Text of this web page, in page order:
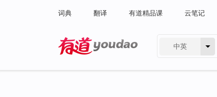
词典 翻译 有道精品课 云笔记
中英